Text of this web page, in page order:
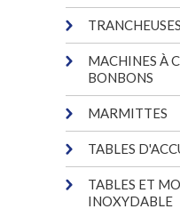
TRANCHEUSES
MACHINES À
BONBONS
MARMITTES
TABLES
TABLES ET
INOXYDABLE